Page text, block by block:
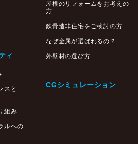
ィ
スと
組み
ルへの
屋根のリフォームをお考えの
方
鉄骨造非住宅をご検討の方
なぜ金属が選ばれるの？
外壁材の選び方
CGシミュレーション